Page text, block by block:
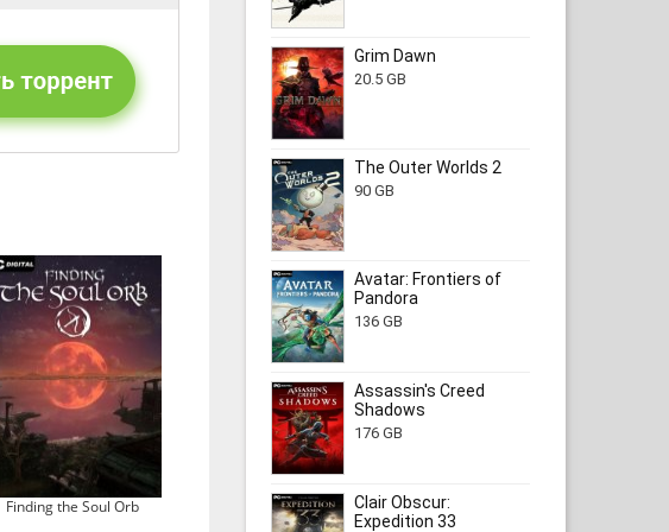
Finding the Soul Orb
Grim Dawn
20.5 GB
The Outer Worlds 2
90 GB
Avatar: Frontiers of
Pandora
136 GB
Assassin's Creed
Shadows
176 GB
Clair Obscur:
Expedition 33